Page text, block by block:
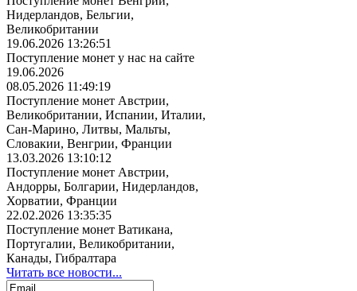
Нидерландов, Бельгии,
Великобритании
19.06.2026 13:26:51
Поступление монет у нас на сайте
19.06.2026
08.05.2026 11:49:19
Поступление монет Австрии,
Великобритании, Испании, Италии,
Сан-Марино, Литвы, Мальты,
Словакии, Венгрии, Франции
13.03.2026 13:10:12
Поступление монет Австрии,
Андорры, Болгарии, Нидерландов,
Хорватии, Франции
22.02.2026 13:35:35
Поступление монет Ватикана,
Португалии, Великобритании,
Канады, Гибралтара
Читать все новости...